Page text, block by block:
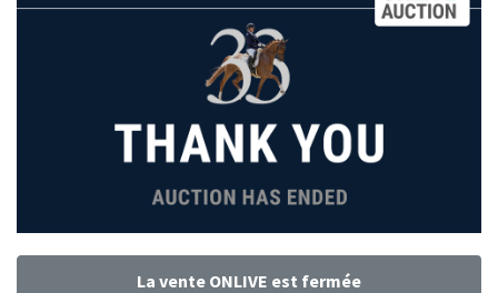
La vente ONLIVE est fermée